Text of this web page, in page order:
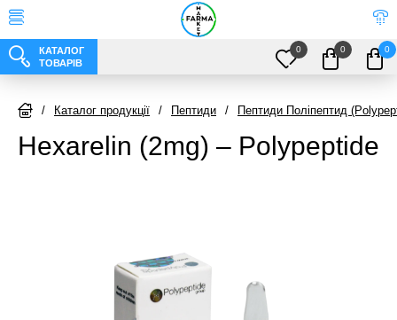
КАТАЛОГ
ТОВАРІВ
0 0 0
/ Каталог продукції / Пептиди / Пептиди Поліпептид
Hexarelin (2mg) – Polypeptide